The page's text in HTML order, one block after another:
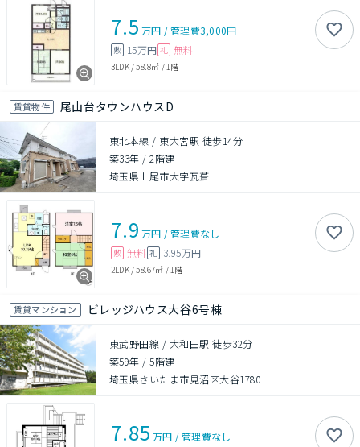
7.5 万円 /管理費3,000円
敷 15万円 礼 無料
3LDK/58.8㎡ / 1階
賃貸物件 尾山台タウンハウスD
東北本線 / 東大宮駅 徒歩14分
築33年 /2階建
埼玉県上尾市大字瓦葺
7.9 万円 /管理費なし
敷 無料 礼 3.95万円
2LDK/58.67㎡ / 1階
賃貸マンション ビレッジハウス大谷6号棟
東武野田線 / 大和田駅 徒歩32分
築59年 /5階建
埼玉県さいたま市見沼区大谷1780
7.85 万円 /管理費なし